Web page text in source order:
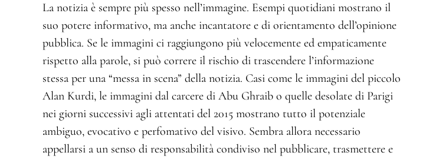
La notizia è sempre più spesso nell’immagine. Esempi quotidiani mostrano il
suo potere informativo, ma anche incantatore e di orientamento dell’opinione
pubblica. Se le immagini ci raggiungono più velocemente ed empaticamente
rispetto alla parole, si può correre il rischio di trascendere l’informazione
stessa per una “messa in scena” della notizia. Casi come le immagini del piccolo
Alan Kurdi, le immagini dal carcere di Abu Ghraib o quelle desolate di Parigi
nei giorni successivi agli attentati del 2015 mostrano tutto il potenziale
ambiguo, evocativo e perfomativo del visivo. Sembra allora necessario
appellarsi a un senso di responsabilità condiviso nel pubblicare, trasmettere e